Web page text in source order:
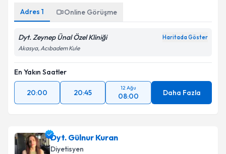
Adres 1 Online Görüşme
Dyt. Zeynep Ünal Özel Kliniği Haritada Göster
Akasya, Acıbadem Kule
En Yakın Saatler
20:00 20:45
12 Ağu
08:00 Daha Fazla
Dyt. Gülnur Kuran
Diyetisyen